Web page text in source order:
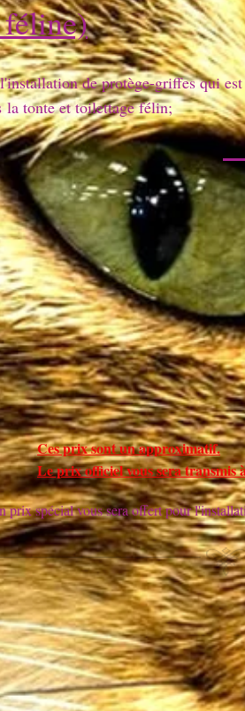
de protège-griffes qui
la tonte et toilettage félin;
Ces prix sont un approximatif.
Le prix officiel vous sera transmis
prix spécial vous sera offert pour